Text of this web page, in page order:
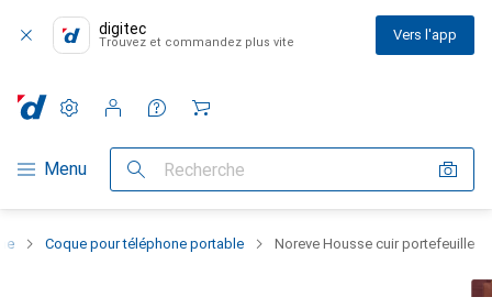
digitec
Trouvez et commandez plus vite Vers l'app
Navigation par catégorie
Menu Recherche
Paramètres
Compte client
Listes de comparaison
Listes d'envies
Panier
Coque pour téléphone portable Noreve Housse cuir portefeuille